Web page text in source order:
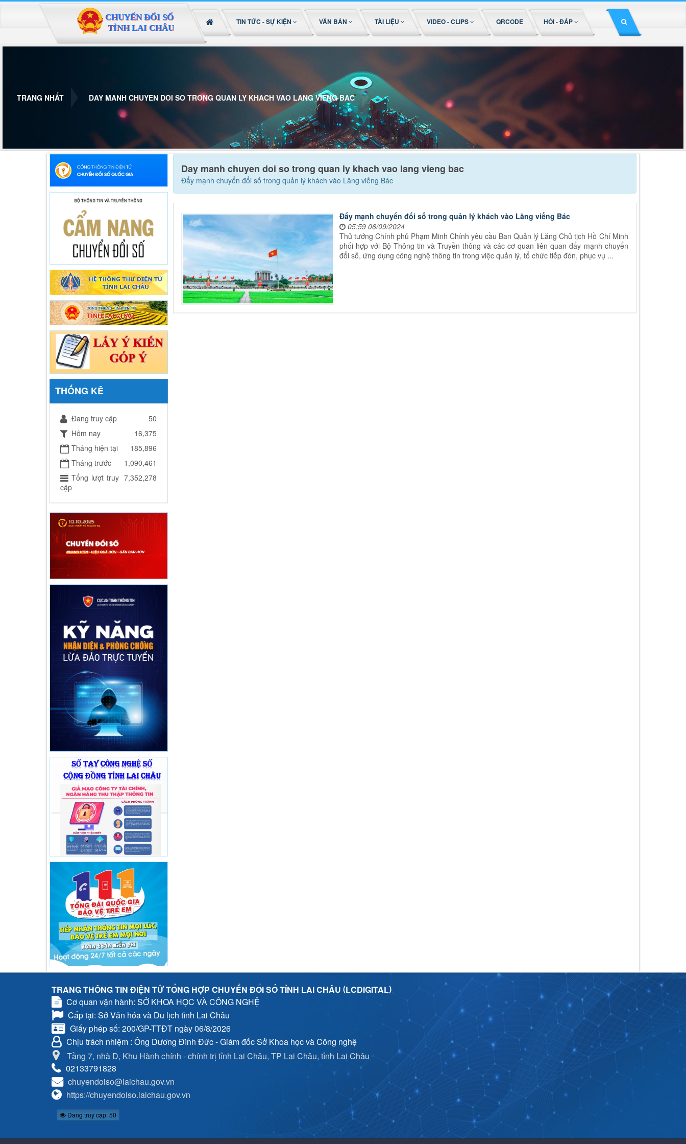
TIN TỨC - SỰ KIỆN VĂN BẢN TÀI LIỆU VIDEO - CLIPS QRCODE HỎI - ĐÁP
TRANG NHẤT DAY MANH CHUYEN DOI SO TRONG QUAN LY KHACH VAO LANG VIENG BAC
Day manh chuyen doi so trong quan ly khach vao lang vieng bac
Đẩy mạnh chuyển đổi số trong quản lý khách vào Lăng viếng Bác
Đẩy mạnh chuyển đổi số trong quản lý khách vào Lăng viếng Bác
05:59 06/09/2024
Thủ tướng Chính phủ Phạm Minh Chính yêu cầu Ban Quản lý Lăng Chủ tịch Hồ Chí Minh
phối hợp với Bộ Thông tin và Truyền thông và các cơ quan liên quan đẩy mạnh chuyển
đổi số, ứng dụng công nghệ thông tin trong việc quản lý, tổ chức tiếp đón, phục vụ ...
THỐNG KÊ
Đang truy cập
50
Hôm nay
16,375
Tháng hiện tại
185,896
Tháng trước
1,090,461
Tổng lượt truy
cập
7,352,278
TRANG THÔNG TIN ĐIỆN TỬ TỔNG HỢP CHUYỂN ĐỔI SỐ TỈNH LAI CHÂU (LCDIGITAL)
Cơ quan vận hành: SỞ KHOA HỌC VÀ CÔNG NGHỆ
Cấp tại: Sở Văn hóa và Du lịch tỉnh Lai Châu
Giấy phép số: 200/GP-TTĐT ngày 06/8/2026
Chịu trách nhiệm : Ông Dương Đình Đức - Giám đốc Sở Khoa học và Công nghệ
Tầng 7, nhà D, Khu Hành chính - chính trị tỉnh Lai Châu, TP Lai Châu, tỉnh Lai Châu
02133791828
chuyendoiso@laichau.gov.vn
https://chuyendoiso.laichau.gov.vn
Đang truy cập: 50
Đã kết nối EMC